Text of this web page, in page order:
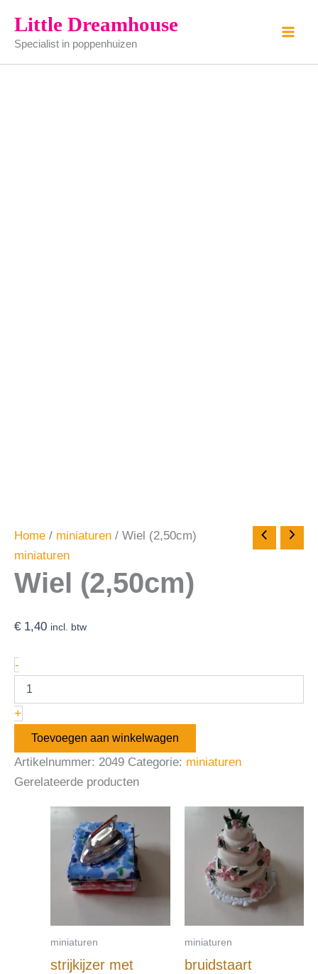
naar
inhoud
Little Dreamhouse
Specialist in poppenhuizen
Home / miniaturen / Wiel (2,50cm)
miniaturen
Wiel (2,50cm)
€ 1,40 incl. btw
-
(2,50cm)
aantal
+
Toevoegen aan winkelwagen
Artikelnummer: 2049 Categorie: miniaturen
Gerelateerde producten
miniaturen
strijkijzer met
miniaturen
bruidstaart